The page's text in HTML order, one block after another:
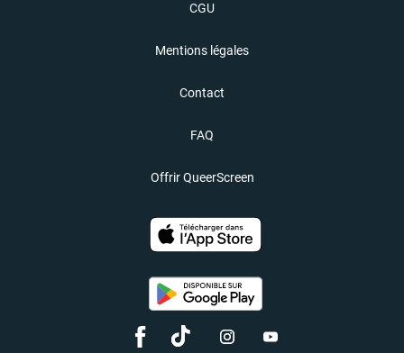
CGU
Mentions légales
Contact
FAQ
Offrir QueerScreen